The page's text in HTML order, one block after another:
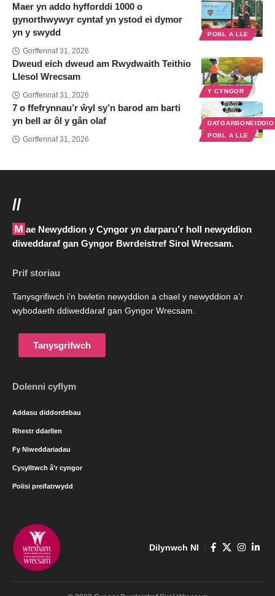
POBL A LLE
Maer yn addo hyfforddi 1000 o
gynorthwywyr cyntaf yn ystod ei dymor
yn y swydd
Gorffennaf 31, 2026
Y CYNGOR
Dweud eich dweud am Rwydwaith Teithio
Llesol Wrecsam
Gorffennaf 31, 2026
POBL A LLE
7 o ffefrynnau’r ŵyl sy’n barod am barti
yn bell ar ôl y gân olaf
Gorffennaf 31, 2026
//
Mae Newyddion y Cyngor yn darparu’r holl newyddion
diweddaraf gan Gyngor Bwrdeistref Sirol Wrecsam.
Prif storiau
Tanysgrifiwch i’n bwletin newyddion a chael y newyddion a’r
wybodaeth ddiweddaraf gan Gyngor Wrecsam.
Tanysgrifwch
Dolenni cyflym
Addasu diddordebau
Rhestr ddarllen
Fy Niweddariadau
Cysylltwch â’r cyngor
Polisi preifatrwydd
Dilynwch NI